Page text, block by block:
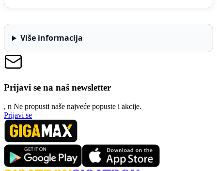
Više informacija
Prijavi se na naš newsletter
, n Ne propusti naše najveće popuste i akcije.
Prijavi se